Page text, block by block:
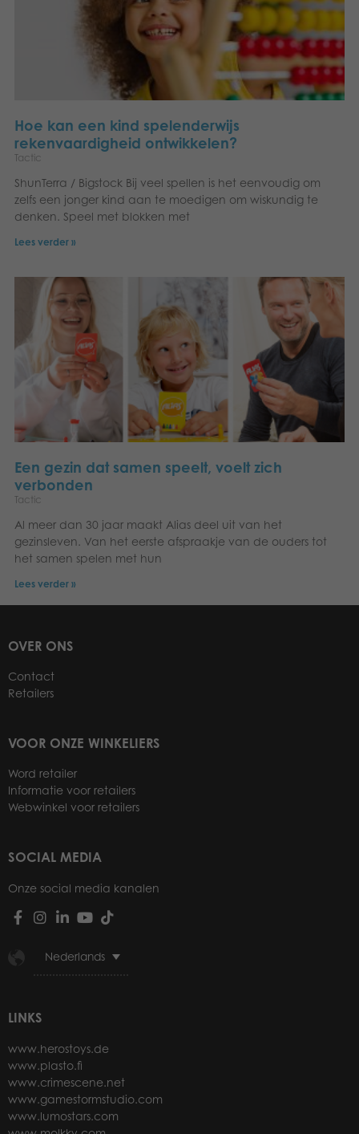
Hoe kan een kind spelenderwijs
rekenvaardigheid ontwikkelen?
Tactic
ShunTerra / Bigstock Bij veel spellen is het eenvoudig om
zelfs een jonger kind aan te moedigen om wiskundig te
denken. Speel met blokken met
Lees verder »
Een gezin dat samen speelt, voelt zich
verbonden
Tactic
Al meer dan 30 jaar maakt Alias deel uit van het
gezinsleven. Van het eerste afspraakje van de ouders tot
het samen spelen met hun
Lees verder »
OVER ONS
Contact
Retailers
VOOR ONZE WINKELIERS
Word retailer
Informatie voor retailers
Webwinkel voor retailers
SOCIAL MEDIA
Onze social media kanalen
Nederlands
LINKS
www.herostoys.de
www.plasto.fi
www.crimescene.net
www.gamestormstudio.com
www.lumostars.com